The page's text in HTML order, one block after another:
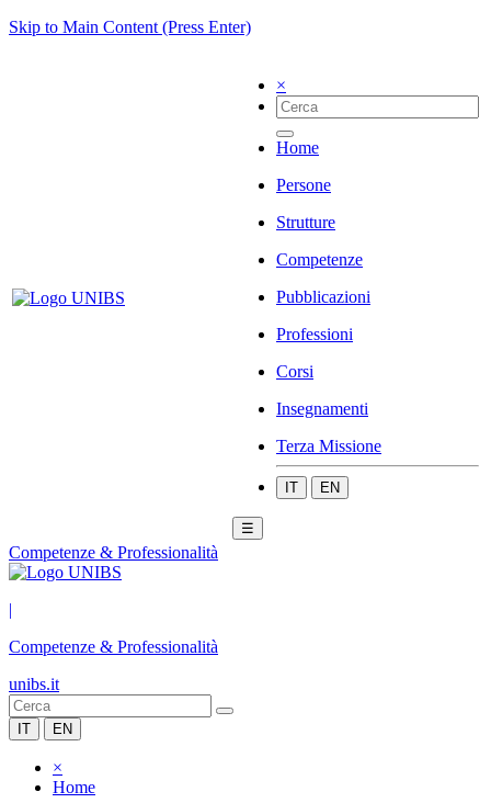
Skip to Main Content (Press Enter)
×
Home
Persone
Strutture
Competenze
Pubblicazioni
Professioni
Corsi
Insegnamenti
Terza Missione
IT EN
☰
Competenze & Professionalità
|
Competenze & Professionalità
unibs.it
IT EN
×
Home